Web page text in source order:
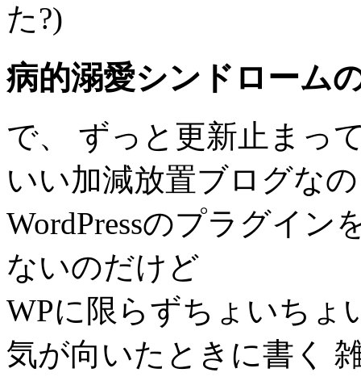
た?)
病的溺愛シンドローム
で、 ずっと更新止まっ
いい加減放置ブログな
WordPressのプラグイ
ないのだけど
WPに限らずちょいちょ
気が向いたときに書く